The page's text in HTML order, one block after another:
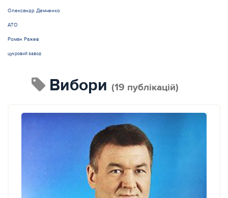
Олександр Демченко
АТО
Роман Ражев
цукровий завод
вибори (19 публікацій)